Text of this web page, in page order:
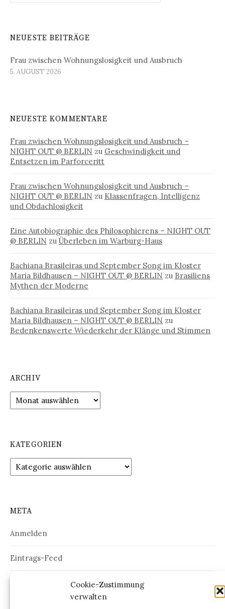
Cookie-Zustimmung
verwalten
NEUESTE BEITRÄGE
Frau zwischen Wohnungslosigkeit und Ausbruch
5. AUGUST 2026
NEUESTE KOMMENTARE
Frau zwischen Wohnungslosigkeit und Ausbruch –
NIGHT OUT @ BERLIN zu Geschwindigkeit und
Entsetzen im Parforceritt
Frau zwischen Wohnungslosigkeit und Ausbruch –
NIGHT OUT @ BERLIN zu Klassenfragen, Intelligenz
und Obdachlosigkeit
Eine Autobiographie des Philosophierens – NIGHT OUT
@ BERLIN zu Überleben im Warburg-Haus
Bachiana Brasileiras und September Song im Kloster
Maria Bildhausen – NIGHT OUT @ BERLIN zu Brasiliens
Mythen der Moderne
Bachiana Brasileiras und September Song im Kloster
Maria Bildhausen – NIGHT OUT @ BERLIN zu
Bedenkenswerte Wiederkehr der Klänge und Stimmen
ARCHIV
Archiv
KATEGORIEN
Kategorien
META
Anmelden
Eintrags-Feed
Kommentar-Feed